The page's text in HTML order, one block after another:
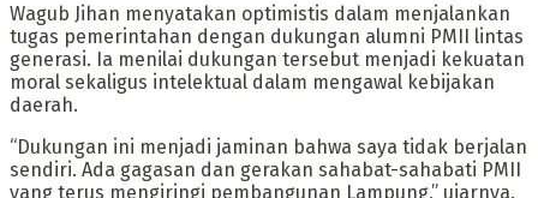
Wagub Jihan menyatakan optimistis dalam menjalankan
tugas pemerintahan dengan dukungan alumni PMII lintas
generasi. Ia menilai dukungan tersebut menjadi kekuatan
moral sekaligus intelektual dalam mengawal kebijakan
daerah.
“Dukungan ini menjadi jaminan bahwa saya tidak berjalan
sendiri. Ada gagasan dan gerakan sahabat-sahabati PMII
yang terus mengiringi pembangunan Lampung,” ujarnya.